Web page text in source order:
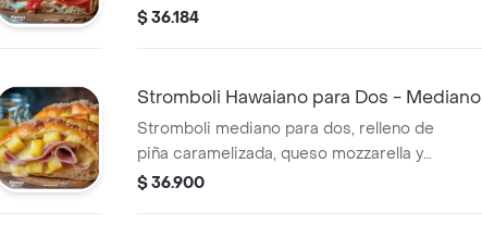
Pimenton + Oregano + Aceite De Oliva +
$ 36.184
Stromboli Hawaiano para Dos - Mediano
Stromboli mediano para dos, relleno de
piña caramelizada, queso mozzarella y
jamón, con masa madurada y salsa
$ 36.900